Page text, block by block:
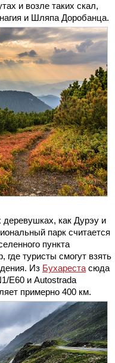
и возле таких скал,
и Шляпа Доробанца.
как Дурэу и
парк считается
пункта
туристы смогут взять
Из Бухареста сюда
E60 и Autostrada
примерно 400 км.